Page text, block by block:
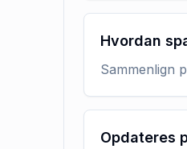
Hvordan
Sammenlign
Opdateres